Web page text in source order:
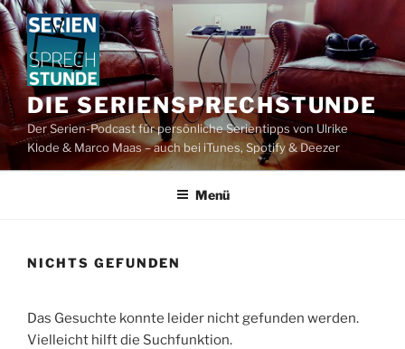
Zum
Inhalt
springen
DIE SERIENSPRECHSTUNDE
Der Serien-Podcast für persönliche Serientipps von Ulrike
Klode & Marco Maas – auch bei iTunes, Spotify & Deezer
Menü
NICHTS GEFUNDEN
Das Gesuchte konnte leider nicht gefunden werden.
Vielleicht hilft die Suchfunktion.